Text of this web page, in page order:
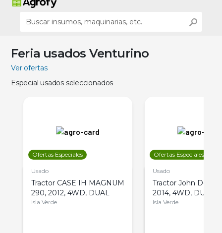
Feria usados Venturino
Ver ofertas
Especial usados seleccionados
Ofertas Especiales
Usado
Tractor CASE IH MAGNUM
290, 2012, 4WD, DUAL
Isla Verde
Ofertas Especiales
Usado
Tractor John Deere
2014, 4WD, DUAL
Isla Verde